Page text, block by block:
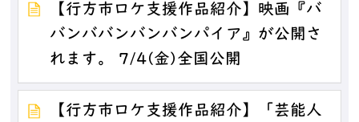
【行方市ロケ支援作品紹介】映画『バ
バンババンバンバンパイア』が公開さ
れます。 7/4(金)全国公開
【行方市ロケ支援作品紹介】「芸能人